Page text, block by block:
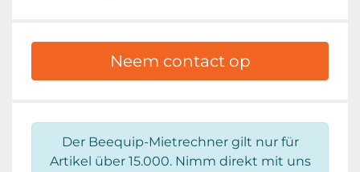
Neem contact op
Der Beequip-Mietrechner gilt nur für
Artikel über 15.000. Nimm direkt mit uns